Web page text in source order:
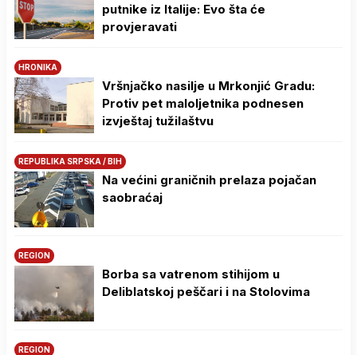
putnike iz Italije: Evo šta će
provjeravati
HRONIKA
Vršnjačko nasilje u Mrkonjić Gradu:
Protiv pet maloljetnika podnesen
izvještaj tužilaštvu
REPUBLIKA SRPSKA / BIH
Na većini graničnih prelaza pojačan
saobraćaj
REGION
Borba sa vatrenom stihijom u
Deliblatskoj peščari i na Stolovima
REGION